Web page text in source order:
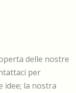
delle nostre
per
idee; la nostra